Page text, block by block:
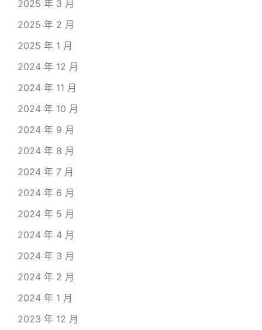
2025 年 3 月
2025 年 2 月
2025 年 1 月
2024 年 12 月
2024 年 11 月
2024 年 10 月
2024 年 9 月
2024 年 8 月
2024 年 7 月
2024 年 6 月
2024 年 5 月
2024 年 4 月
2024 年 3 月
2024 年 2 月
2024 年 1 月
2023 年 12 月